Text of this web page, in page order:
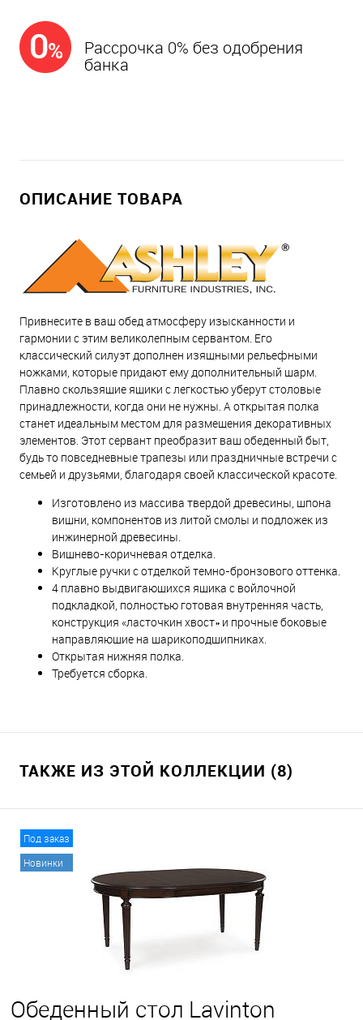
Рассрочка 0% без одобрения
банка
ОПИСАНИЕ ТОВАРА
Привнесите в ваш обед атмосферу изысканности и
гармонии с этим великолепным сервантом. Его
классический силуэт дополнен изящными рельефными
ножками, которые придают ему дополнительный шарм.
Плавно скользящие ящики с легкостью уберут столовые
принадлежности, когда они не нужны. А открытая полка
станет идеальным местом для размещения декоративных
элементов. Этот сервант преобразит ваш обеденный быт,
будь то повседневные трапезы или праздничные встречи с
семьей и друзьями, благодаря своей классической красоте.
Изготовлено из массива твердой древесины, шпона
вишни, компонентов из литой смолы и подложек из
инжинерной древесины.
Вишнево-коричневая отделка.
Круглые ручки с отделкой темно-бронзового оттенка.
4 плавно выдвигающихся ящика с войлочной
подкладкой, полностью готовая внутренняя часть,
конструкция «ласточкин хвост» и прочные боковые
направляющие на шарикоподшипниках.
Открытая нижняя полка.
Требуется сборка.
ТАКЖЕ ИЗ ЭТОЙ КОЛЛЕКЦИИ (8)
Под заказ
Новинки
Обеденный стол Lavinton